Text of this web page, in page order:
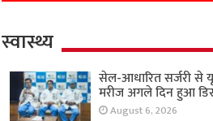
स्वास्थ्य
सेल-आधारित सर्जरी से
मरीज अगले दिन हुआ
August 6, 2026